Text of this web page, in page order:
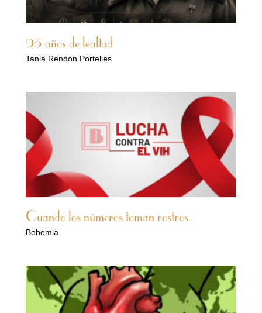
95 años de lealtad
Tania Rendón Portelles
Cuando los números toman rostros
Bohemia